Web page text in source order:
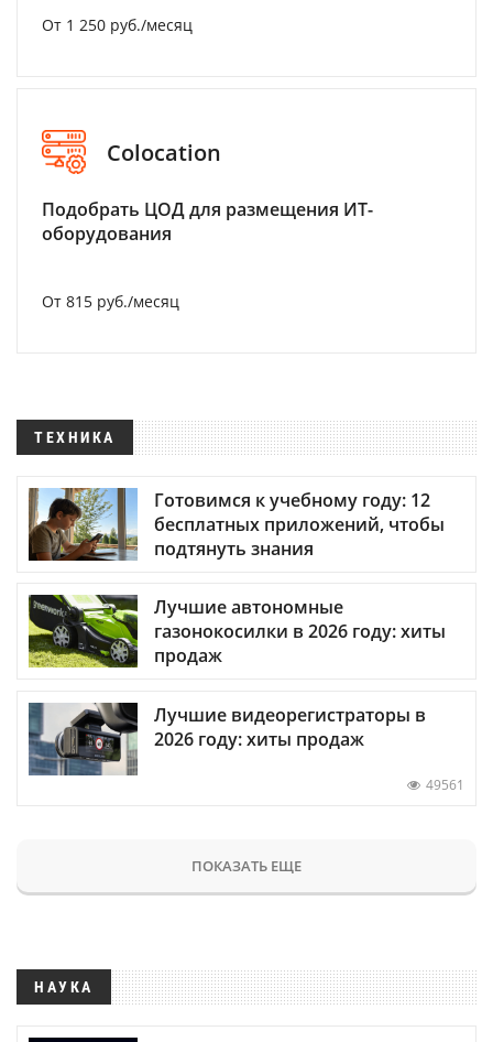
От 1 250 руб./месяц
Colocation
Подобрать ЦОД для размещения ИТ-
оборудования
От 815 руб./месяц
ТЕХНИКА
Готовимся к учебному году: 12
бесплатных приложений, чтобы
подтянуть знания
Лучшие автономные
газонокосилки в 2026 году: хиты
продаж
Лучшие видеорегистраторы в
2026 году: хиты продаж
49561
ПОКАЗАТЬ ЕЩЕ
НАУКА